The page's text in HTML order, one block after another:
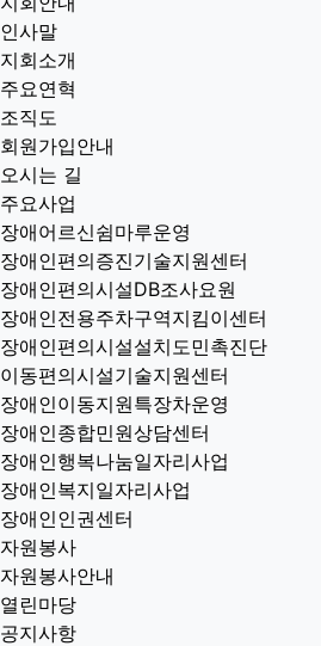
인사말
지회소개
주요연혁
조직도
회원가입안내
오시는 길
주요사업
장애어르신쉼마루운영
장애인편의증진기술지원센터
장애인편의시설DB조사요원
장애인전용주차구역지킴이센터
장애인편의시설설치도민촉진단
이동편의시설기술지원센터
장애인이동지원특장차운영
장애인종합민원상담센터
장애인행복나눔일자리사업
장애인복지일자리사업
장애인인권센터
자원봉사
자원봉사안내
열린마당
공지사항